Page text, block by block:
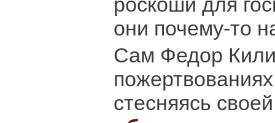
они почему-то
Сам Федор
стесняясь